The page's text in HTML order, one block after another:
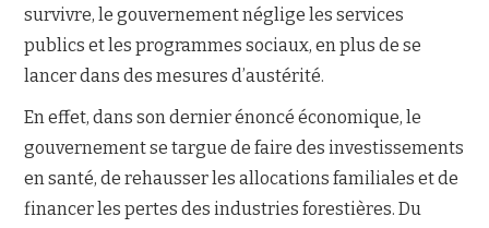
survivre, le gouvernement néglige les services
publics et les programmes sociaux, en plus de se
lancer dans des mesures d’austérité.
En effet, dans son dernier énoncé économique, le
gouvernement se targue de faire des investissements
en santé, de rehausser les allocations familiales et de
financer les pertes des industries forestières. Du